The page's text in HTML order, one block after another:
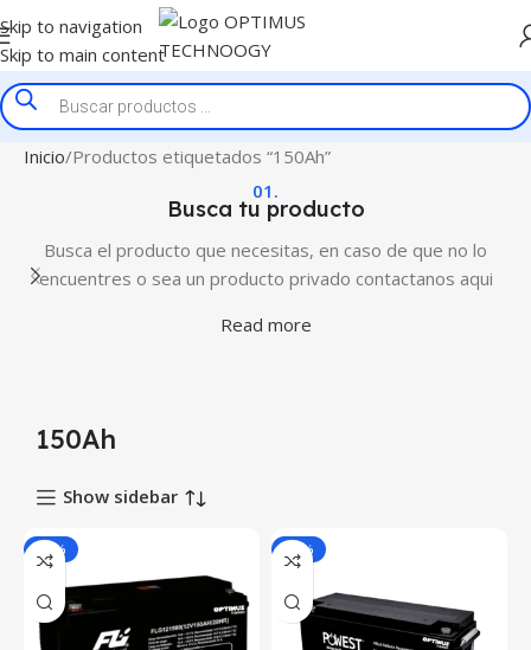
Skip to navigation
Skip to main content
Inicio Productos etiquetados “150Ah”
01.
Busca tu producto
Busca el producto que necesitas, en caso de que no lo
encuentres o sea un producto privado contactanos aqui
Read more
150Ah
Show sidebar
-25% -25%